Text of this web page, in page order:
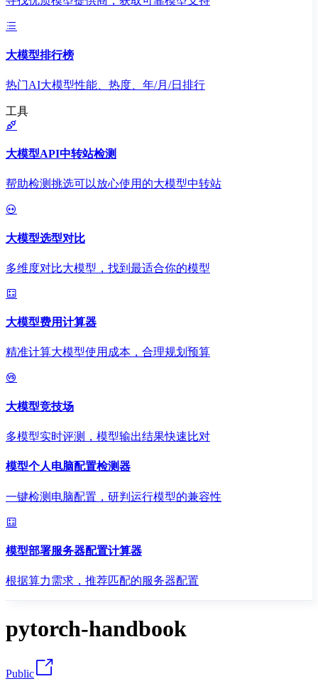
大模型排行榜
热门AI大模型性能、热度、年/月/日排行
工具
大模型API中转站检测
帮助检测挑选可以放心使用的大模型中转站
大模型选型对比
多维度对比大模型，找到最适合你的模型
大模型费用计算器
精准计算大模型使用成本，合理规划预算
大模型竞技场
多模型实时评测，模型输出结果快速比对
模型个人电脑配置检测器
一键检测电脑配置，研判运行模型的兼容性
模型部署服务器配置计算器
根据算力需求，推荐匹配的服务器配置
pytorch-handbook
Public